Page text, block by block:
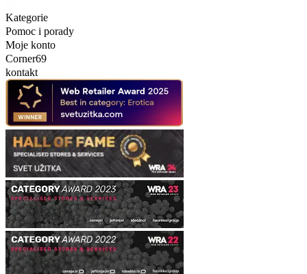
Kategorie
Pomoc i porady
Moje konto
Corner69
kontakt